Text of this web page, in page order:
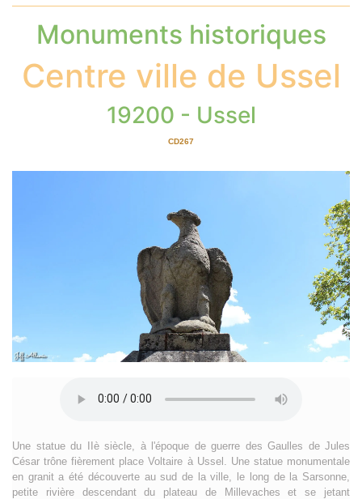
Monuments historiques
Centre ville de Ussel
19200 - Ussel
CD267
Une statue du IIè siècle, à l'époque de guerre des Gaulles de Jules
César trône fièrement place Voltaire à Ussel. Une statue monumentale
en granit a été découverte au sud de la ville, le long de la Sarsonne,
petite rivière descendant du plateau de Millevaches et se jetant